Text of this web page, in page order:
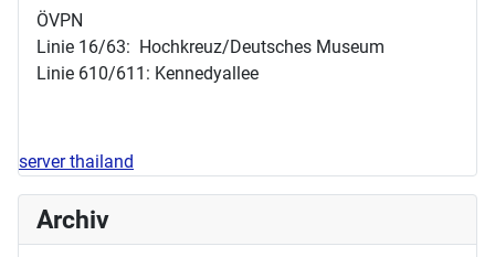
ÖVPN
Linie 16/63: Hochkreuz/Deutsches Museum
Linie 610/611: Kennedyallee
server thailand
Archiv